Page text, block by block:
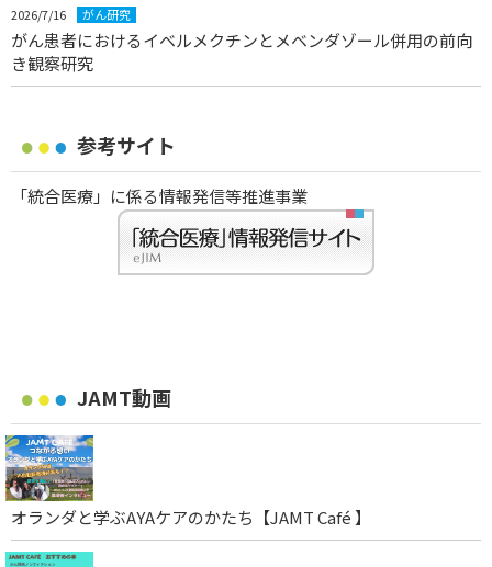
2026/7/16 がん研究
がん患者におけるイベルメクチンとメベンダゾール併用の前向
き観察研究
参考サイト
「統合医療」に係る情報発信等推進事業
JAMT動画
オランダと学ぶAYAケアのかたち【JAMT Café 】